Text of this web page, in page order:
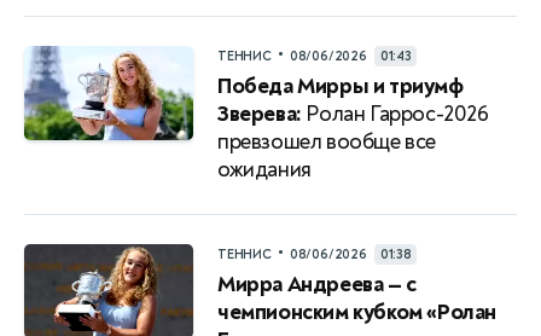
ТЕННИС • 08/06/2026 01:43
Победа Мирры и триумф
Зверева: Ролан Гаррос-2026
превзошел вообще все
ожидания
ТЕННИС • 08/06/2026 01:38
Мирра Андреева — с
чемпионским кубком «Ролан